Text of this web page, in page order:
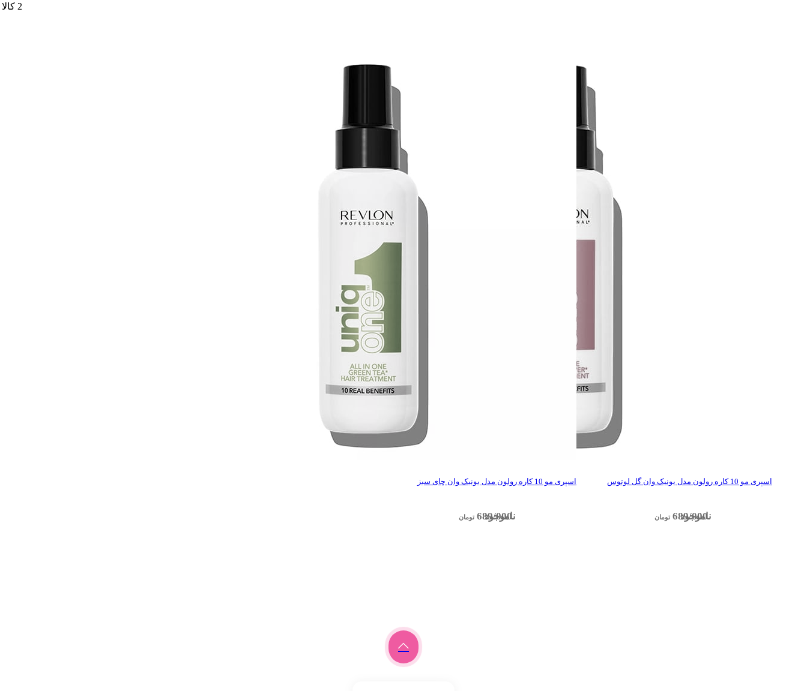
2 کالا
اسپری مو 10 کاره رولون مدل یونیک وان گل لوتوس
689/000 تومان
اسپری مو 10 کاره رولون مدل یونیک وان چای سبز
689/000 تومان